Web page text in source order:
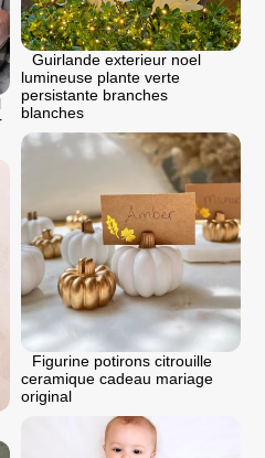
Guirlande exterieur noel
lumineuse plante verte
persistante branches
blanches
Figurine potirons citrouille
ceramique cadeau mariage
original